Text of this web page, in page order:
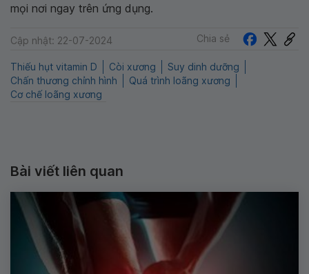
mọi nơi ngay trên ứng dụng.
Cập nhật: 22-07-2024 Chia sẻ
Thiếu hụt vitamin D Còi xương
Suy dinh dưỡng
Chấn thương chỉnh hình
Quá trình loãng xương
Cơ chế loãng xương
Bài viết liên quan